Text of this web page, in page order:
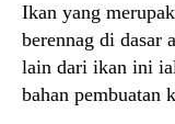
Ikan yang
berennag di dasar
lain dari ikan ini
bahan pembuatan